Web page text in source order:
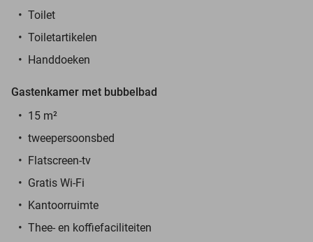
Toilet
Toiletartikelen
Handdoeken
Gastenkamer met bubbelbad
15 m²
tweepersoonsbed
Flatscreen-tv
Gratis Wi-Fi
Kantoorruimte
Thee- en koffiefaciliteiten